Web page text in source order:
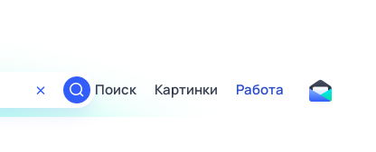
Поиск Картинки Работа